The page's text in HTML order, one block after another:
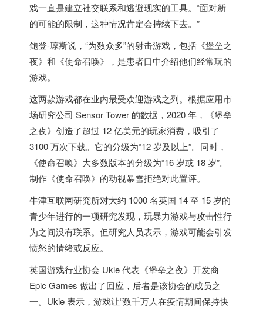
戏一直是建立社交联系和逃避现实的工具。“面对新
的可能的限制，这种情况肯定会持续下去。”
鲍登-琼斯说，“为数众多”的射击游戏，包括《堡垒之
夜》和《使命召唤》，是患者口中介绍他们经常玩的
游戏。
这两款游戏都在业内最受欢迎游戏之列。根据应用市
场研究公司 Sensor Tower 的数据，2020 年，《堡垒
之夜》创造了超过 12 亿美元的玩家消费，吸引了
3100 万次下载。它的分级为“12 岁及以上”。同时，
《使命召唤》大多数版本的分级为“16 岁或 18 岁”。
制作《使命召唤》的动视暴雪拒绝对此置评。
牛津互联网研究所对大约 1000 名英国 14 至 15 岁的
青少年进行的一项研究发现，玩暴力游戏与攻击性行
为之间没有联系。但研究人员表示，游戏可能会引发
愤怒的情绪或反应。
英国游戏行业协会 Ukie 代表《堡垒之夜》开发商
Epic Games 做出了回应，后者是该协会的成员之
一。Ukie 表示，游戏让“数千万人在疫情期间保持快